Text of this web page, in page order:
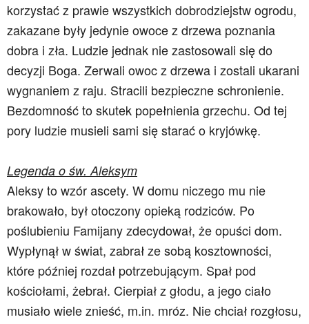
korzystać z prawie wszystkich dobrodziejstw ogrodu,
zakazane były jedynie owoce z drzewa poznania
dobra i zła. Ludzie jednak nie zastosowali się do
decyzji Boga. Zerwali owoc z drzewa i zostali ukarani
wygnaniem z raju. Stracili bezpieczne schronienie.
Bezdomność to skutek popełnienia grzechu. Od tej
pory ludzie musieli sami się starać o kryjówkę.
Legenda o św. Aleksym
Aleksy to wzór ascety. W domu niczego mu nie
brakowało, był otoczony opieką rodziców. Po
poślubieniu Famijany zdecydował, że opuści dom.
Wypłynął w świat, zabrał ze sobą kosztowności,
które później rozdał potrzebującym. Spał pod
kościołami, żebrał. Cierpiał z głodu, a jego ciało
musiało wiele znieść, m.in. mróz. Nie chciał rozgłosu,